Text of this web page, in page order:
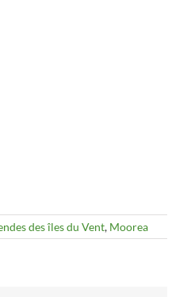
des îles du Vent, Moorea